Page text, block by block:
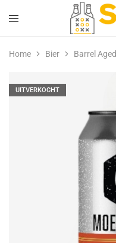
Simonsdrank.nl
Drank,
Bier
&
Home Bier Barrel Aged
UITVERKOCHT